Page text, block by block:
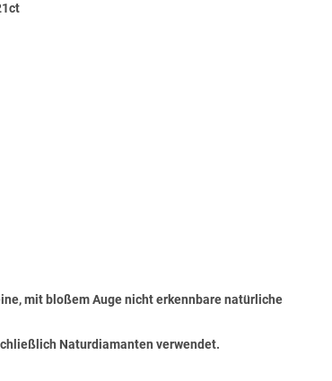
mit bloßem Auge nicht erkennbare natürliche
Naturdiamanten verwendet.